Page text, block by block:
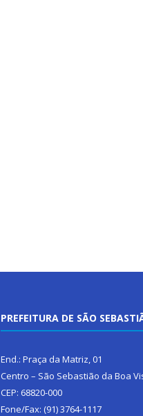
PREFEITURA DE SÃO
End.: Praça da Matriz, 01
Centro – São Sebastião da Boa
CEP: 68820-000
Fone/Fax: (91) 3764-1117